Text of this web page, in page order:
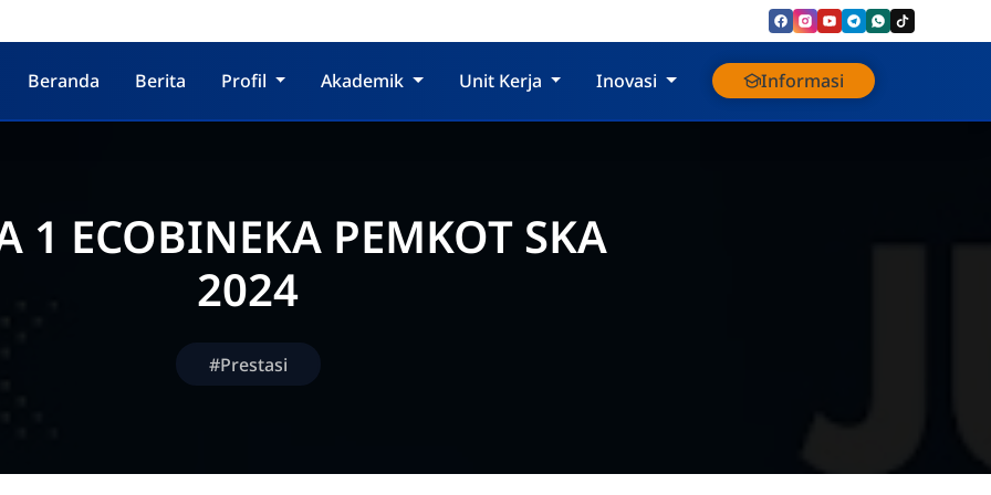
Beranda Berita Profil Akademik Unit Kerja Inovasi Informasi
1 ECOBINEKA PEMKOT SKA
2024
#Prestasi